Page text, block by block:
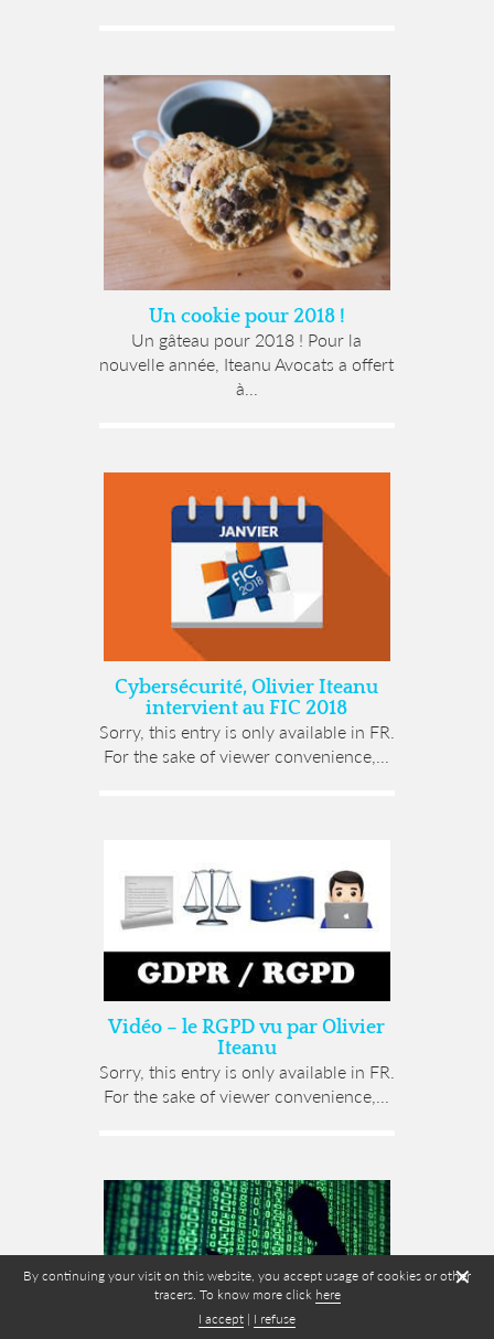
✕
By continuing your visit on this website, you accept usage of cookies or other
tracers. To know more click here
I accept | I refuse
Un cookie pour 2018 !
Un gâteau pour 2018 ! Pour la
nouvelle année, Iteanu Avocats a offert
à...
Cybersécurité, Olivier Iteanu
intervient au FIC 2018
Sorry, this entry is only available in FR.
For the sake of viewer convenience,...
Vidéo – le RGPD vu par Olivier
Iteanu
Sorry, this entry is only available in FR.
For the sake of viewer convenience,...